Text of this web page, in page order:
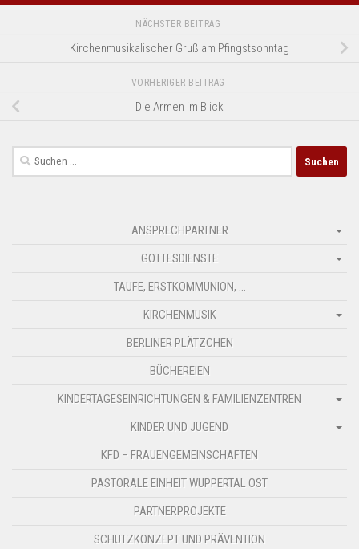
NÄCHSTER BEITRAG
Kirchenmusikalischer Gruß am Pfingstsonntag
VORHERIGER BEITRAG
Die Armen im Blick
Suchen
nach:
ANSPRECHPARTNER
GOTTESDIENSTE
TAUFE, ERSTKOMMUNION, …
KIRCHENMUSIK
BERLINER PLÄTZCHEN
BÜCHEREIEN
KINDERTAGESEINRICHTUNGEN & FAMILIENZENTREN
KINDER UND JUGEND
KFD – FRAUENGEMEINSCHAFTEN
PASTORALE EINHEIT WUPPERTAL OST
PARTNERPROJEKTE
SCHUTZKONZEPT UND PRÄVENTION